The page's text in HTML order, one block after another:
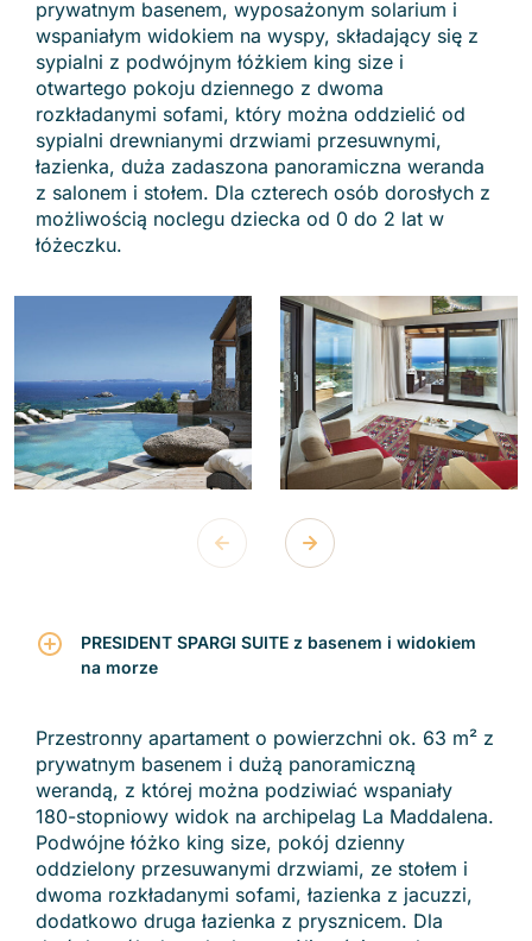
prywatnym basenem, wyposażonym solarium i
wspaniałym widokiem na wyspy, składający się z
sypialni z podwójnym łóżkiem king size i
otwartego pokoju dziennego z dwoma
rozkładanymi sofami, który można oddzielić od
sypialni drewnianymi drzwiami przesuwnymi,
łazienka, duża zadaszona panoramiczna weranda
z salonem i stołem. Dla czterech osób dorosłych z
możliwością noclegu dziecka od 0 do 2 lat w
łóżeczku.
PRESIDENT SPARGI SUITE z basenem i widokiem
na morze
Przestronny apartament o powierzchni ok. 63 m² z
prywatnym basenem i dużą panoramiczną
werandą, z której można podziwiać wspaniały
180-stopniowy widok na archipelag La Maddalena.
Podwójne łóżko king size, pokój dzienny
oddzielony przesuwanymi drzwiami, ze stołem i
dwoma rozkładanymi sofami, łazienka z jacuzzi,
dodatkowo druga łazienka z prysznicem. Dla